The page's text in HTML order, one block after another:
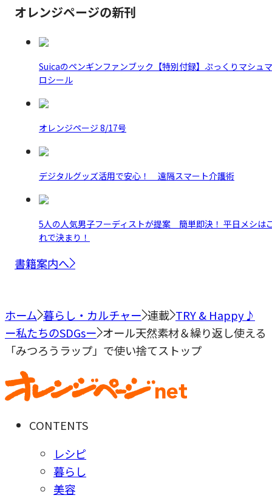
オレンジページの新刊
Suicaのペンギンファンブック【特別付録】ぷっくりマシュマ
ロシール
オレンジページ 8/17号
デジタルグッズ活用で安心！ 遠隔スマート介護術
5人の人気男子フーディストが提案 簡単即決！ 平日メシは
れで決まり！
書籍案内へ
ホーム 暮らし・カルチャー 連載 TRY & Happy♪
ー私たちのSDGsー オール天然素材＆繰り返し使える
「みつろうラップ」で使い捨てストップ
CONTENTS
レシピ
暮らし
美容